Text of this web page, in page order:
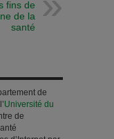
fins de
de la
santé
de
Université du
de